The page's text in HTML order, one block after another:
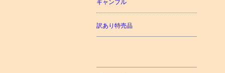
ギャンブル
訳あり特売品